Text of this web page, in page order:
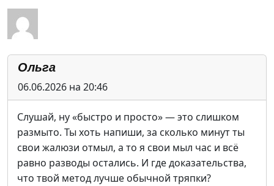
Ольга
06.06.2026 на 20:46
Слушай, ну «быстро и просто» — это слишком
размыто. Ты хоть напиши, за сколько минут ты
свои жалюзи отмыл, а то я свои мыл час и всё
равно разводы остались. И где доказательства,
что твой метод лучше обычной тряпки?